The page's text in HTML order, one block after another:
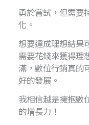
勇於嘗試，但需要
化。
想要達成理想結果
需要花錢來獲得理
滿，數位行銷真的
好的發展。
我相信越是擁抱數
的增長力！